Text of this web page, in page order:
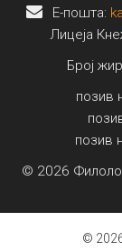
E-пошта:
Лицеја
Број
позив
позив
© 2026
©